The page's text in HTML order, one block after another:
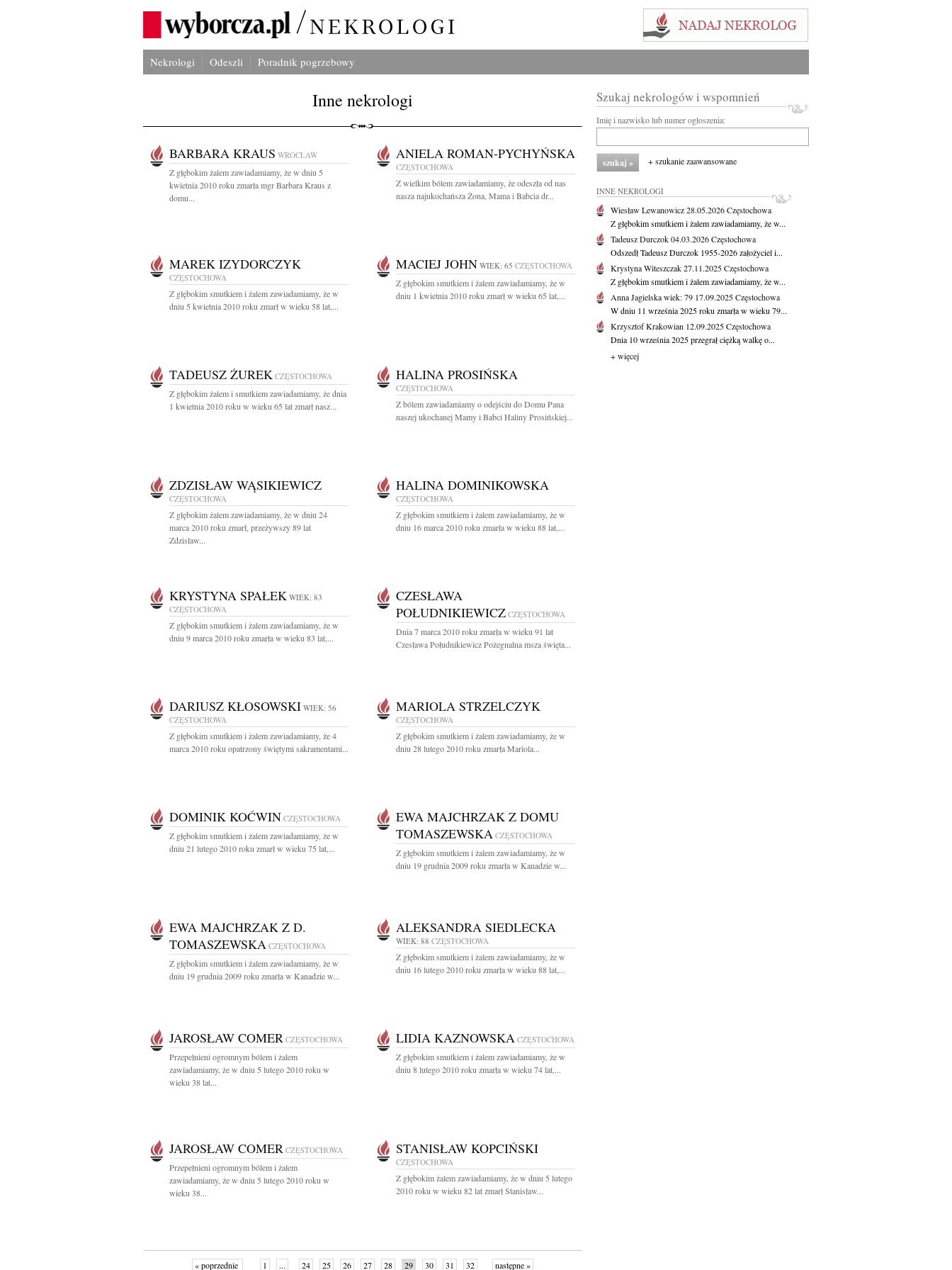
Nekrologi Odeszli Poradnik pogrzebowy
Inne nekrologi
BARBARA KRAUS WROCŁAW
Z głębokim żalem zawiadamiamy, że w dniu 5
kwietnia 2010 roku zmarła mgr Barbara Kraus z
domu...
ANIELA ROMAN-PYCHYŃSKA
CZĘSTOCHOWA
Z wielkim bólem zawiadamiamy, że odeszła od nas
nasza najukochańsza Żona, Mama i Babcia dr...
MAREK IZYDORCZYK
CZĘSTOCHOWA
Z głębokim smutkiem i żalem zawiadamiamy, że w
dniu 5 kwietnia 2010 roku zmarł w wieku 58 lat,...
MACIEJ JOHN WIEK: 65 CZĘSTOCHOWA
Z głębokim smutkiem i żalem zawiadamiamy, że w
dniu 1 kwietnia 2010 roku zmarł w wieku 65 lat,...
TADEUSZ ŻUREK CZĘSTOCHOWA
Z głębokim żalem i smutkiem zawiadamiamy, że dnia
1 kwietnia 2010 roku w wieku 65 lat zmarł nasz...
HALINA PROSIŃSKA
CZĘSTOCHOWA
Z bólem zawiadamiamy o odejściu do Domu Pana
naszej ukochanej Mamy i Babci Haliny Prosińskiej...
ZDZISŁAW WĄSIKIEWICZ
CZĘSTOCHOWA
Z głębokim żalem zawiadamiamy, że w dniu 24
marca 2010 roku zmarł, przeżywszy 89 lat
Zdzisław...
HALINA DOMINIKOWSKA
CZĘSTOCHOWA
Z głębokim smutkiem i żalem zawiadamiamy, że w
dniu 16 marca 2010 roku zmarła w wieku 88 lat,...
KRYSTYNA SPAŁEK WIEK: 83
CZĘSTOCHOWA
Z głębokim smutkiem i żalem zawiadamiamy, że w
dniu 9 marca 2010 roku zmarła w wieku 83 lat,...
CZESŁAWA
POŁUDNIKIEWICZ CZĘSTOCHOWA
Dnia 7 marca 2010 roku zmarła w wieku 91 lat
Czesława Południkiewicz Pożegnalna msza święta...
DARIUSZ KŁOSOWSKI WIEK: 56
CZĘSTOCHOWA
Z głębokim smutkiem i żalem zawiadamiamy, że 4
marca 2010 roku opatrzony świętymi sakramentami...
MARIOLA STRZELCZYK
CZĘSTOCHOWA
Z głębokim smutkiem i żalem zawiadamiamy, że w
dniu 28 lutego 2010 roku zmarła Mariola...
DOMINIK KOĆWIN CZĘSTOCHOWA
Z głębokim smutkiem i żalem zawiadamiamy, że w
dniu 21 lutego 2010 roku zmarł w wieku 75 lat,...
EWA MAJCHRZAK Z DOMU
TOMASZEWSKA CZĘSTOCHOWA
Z głębokim smutkiem i żalem zawiadamiamy, że w
dniu 19 grudnia 2009 roku zmarła w Kanadzie w...
EWA MAJCHRZAK Z D.
TOMASZEWSKA CZĘSTOCHOWA
Z głębokim smutkiem i żalem zawiadamiamy, że w
dniu 19 grudnia 2009 roku zmarła w Kanadzie w...
ALEKSANDRA SIEDLECKA
WIEK: 88 CZĘSTOCHOWA
Z głębokim smutkiem i żalem zawiadamiamy, że w
dniu 16 lutego 2010 roku zmarła w wieku 88 lat,...
JAROSŁAW COMER CZĘSTOCHOWA
Przepełnieni ogromnym bólem i żalem
zawiadamiamy, że w dniu 5 lutego 2010 roku w
wieku 38 lat...
LIDIA KAZNOWSKA CZĘSTOCHOWA
Z głębokim smutkiem i żalem zawiadamiamy, że w
dniu 8 lutego 2010 roku zmarła w wieku 74 lat,...
JAROSŁAW COMER CZĘSTOCHOWA
Przepełnieni ogromnym bólem i żalem
zawiadamiamy, że w dniu 5 lutego 2010 roku w
wieku 38...
STANISŁAW KOPCIŃSKI
CZĘSTOCHOWA
Z głębokim żalem zawiadamiamy, że w dniu 5 lutego
2010 roku w wieku 82 lat zmarł Stanisław...
« poprzednie 1 ... 24 25 26 27 28 29 30 31 32 następne »
Szukaj nekrologów i wspomnień
Imię i nazwisko lub numer ogłoszenia:
+ szukanie zaawansowane
INNE NEKROLOGI
Wiesław Lewanowicz28.05.2026Częstochowa
Z głębokim smutkiem i żalem zawiadamiamy, że w...
Tadeusz Durczok04.03.2026Częstochowa
Odszedł Tadeusz Durczok 1955-2026 założyciel i...
Krystyna Witeszczak27.11.2025Częstochowa
Z głębokim smutkiem i żalem zawiadamiamy, że w...
Anna Jagielskawiek: 79 17.09.2025Częstochowa
W dniu 11 września 2025 roku zmarła w wieku 79...
Krzysztof Krakowian 12.09.2025Częstochowa
Dnia 10 września 2025 przegrał ciężką walkę o...
+ więcej